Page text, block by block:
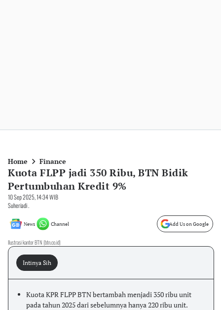
Home Finance
Kuota FLPP jadi 350 Ribu, BTN Bidik
Pertumbuhan Kredit 9%
10 Sep 2025, 14:34 WIB
Suheriadi .
News Channel Add Us on Google
Ilustrasi kantor BTN (btn.co.id)
Intinya Sih
Kuota KPR FLPP BTN bertambah menjadi 350 ribu unit
pada tahun 2025 dari sebelumnya hanya 220 ribu unit.